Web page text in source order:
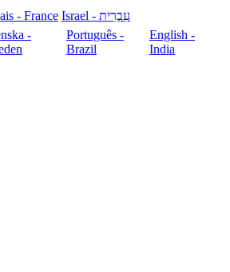
- France
עִבְרִית - Israel
-
Português -
Brazil
English -
India